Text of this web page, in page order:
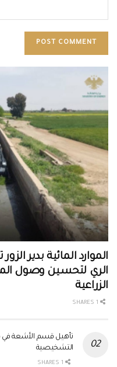
الموارد المائية بدير
الري لتحسين وصول
الزراعية
تأهيل قسم الأشعة في
التشخيصية